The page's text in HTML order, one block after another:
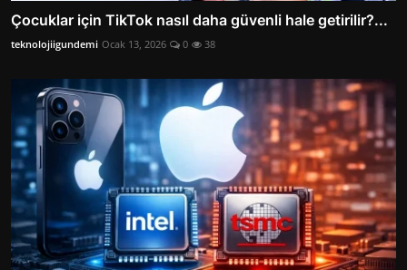
Çocuklar için TikTok nasıl daha güvenli hale getirilir?...
teknolojiigundemi Ocak 13, 2026 0 38